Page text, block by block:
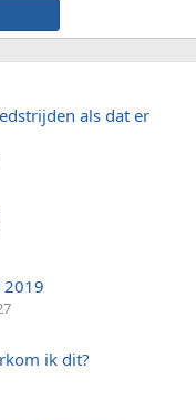
als dat er
2019
ik dit?